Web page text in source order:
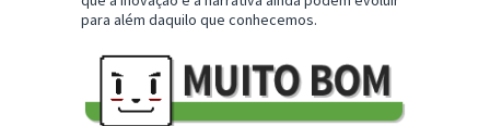
para além daquilo que conhecemos.